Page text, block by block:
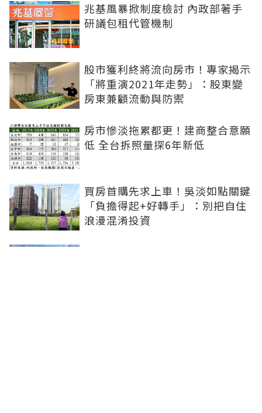
兆基風暴掀制度檢討 內政部著手
研議包租代管機制
股市獲利終將流向房市！專家揭示
「將重演2021年走勢」：股東變
房東兼顧流動與防禦
房市慘淡拖累都更！建商整合意願
低 全台拆照量探6年新低
買房首購先求上車！吳淡如點關鍵
「負擔得起+好轉手」：別把自住
浪漫混淆投資